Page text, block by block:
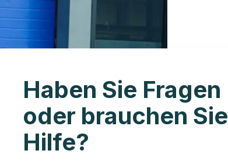
Haben Sie Fragen
oder brauchen Sie
Hilfe?